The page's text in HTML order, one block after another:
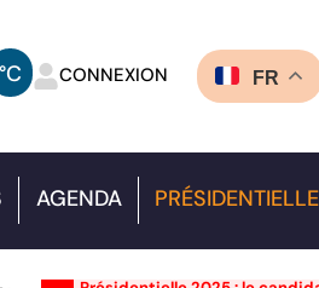
°C CONNEXION FR
AGENDA PRÉSIDENTIELLE